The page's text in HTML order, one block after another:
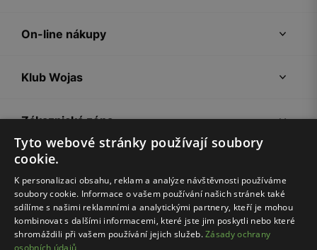
On-line nákupy
Klub Wojas
Zákaznická zóna
Společnost Wojas
Rady
Tyto webové stránky používají soubory
cookie.
K personalizaci obsahu, reklam a analýze návštěvnosti používáme
soubory cookie. Informace o vašem používání našich stránek také
sdílíme s našimi reklamními a analytickými partnery, kteří je mohou
kombinovat s dalšími informacemi, které jste jim poskytli nebo které
shromáždili při vašem používání jejich služeb.Zásady ochrany
osobních údajů